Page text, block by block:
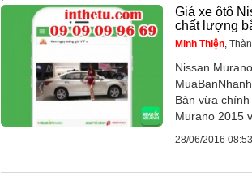
Giá xe ôtô
chất lượng
Minh Thiện ,
Nissan
Bản vừa
Murano 2015
28/06/2016